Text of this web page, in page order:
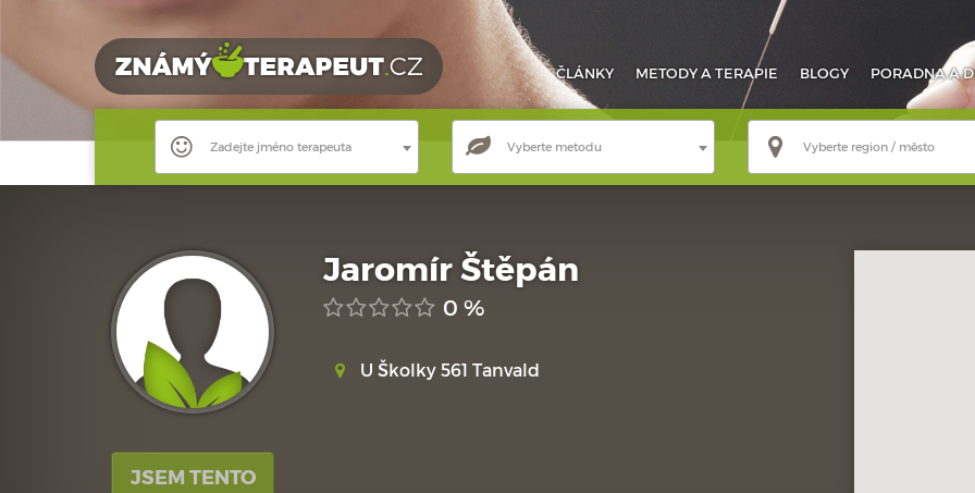
ČLÁNKY METODYA TERAPIE BLOGY PORADNAA
Zadejte jméno terapeuta Vyberte metodu Vyberte region / město
JSEM TENTO
Jaromír Štěpán
0 %
U Školky 561 Tanvald